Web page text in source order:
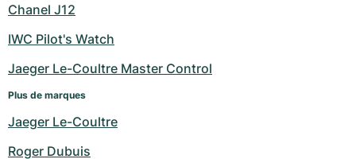
Chanel J12
IWC Pilot's Watch
Jaeger Le-Coultre Master Control
Plus de marques
Jaeger Le-Coultre
Roger Dubuis